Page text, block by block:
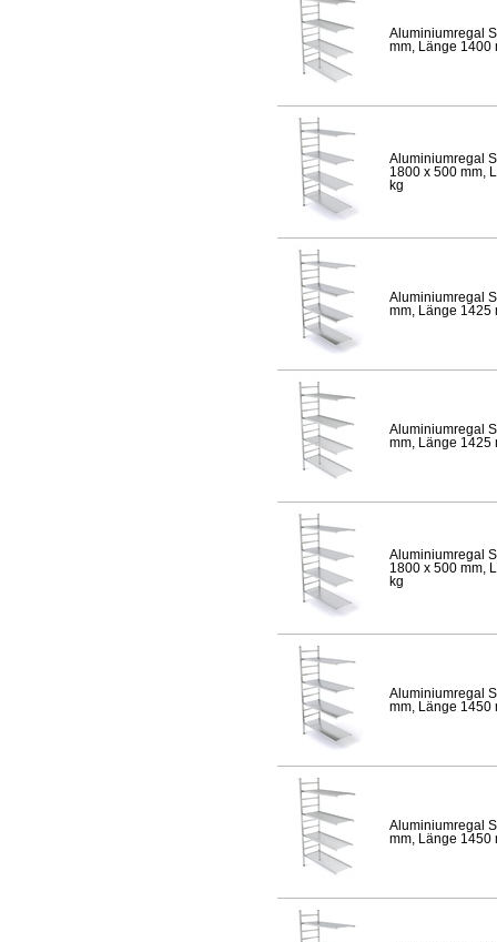
Aluminiumregal
mm, Länge 1400
Aluminiumregal
1800 x 500 mm,
kg
Aluminiumregal
mm, Länge 1425
Aluminiumregal
mm, Länge 1425
Aluminiumregal
1800 x 500 mm,
kg
Aluminiumregal
mm, Länge 1450
Aluminiumregal
mm, Länge 1450